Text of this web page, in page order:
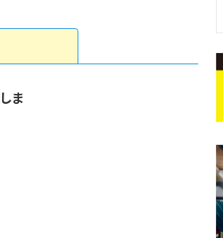
しま